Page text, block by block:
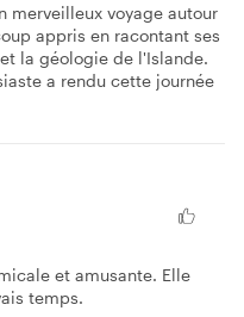
merveilleux voyage autour
appris en racontant ses
la géologie de l'Islande.
a rendu cette journée
et amusante. Elle
temps.